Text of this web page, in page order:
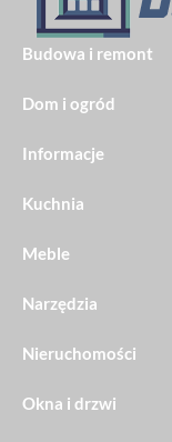
Budowa i remont
Dom i ogród
Informacje
Kuchnia
Meble
Narzędzia
Nieruchomości
Okna i drzwi